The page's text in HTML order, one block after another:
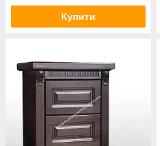
Купити